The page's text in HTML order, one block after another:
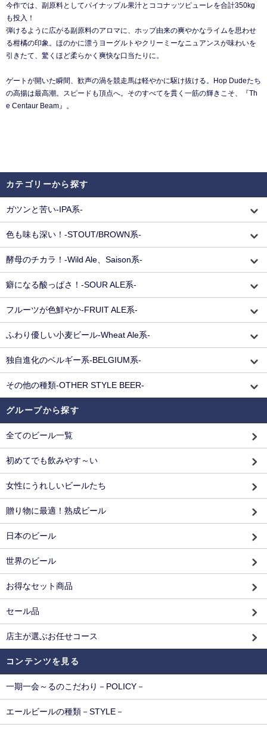
今作では、副原料としてパイナップル果汁とココナッツピューレを合計350kg
も投入！
弾けるように広がる副原料のアロマに、ホップ由来の爽やかなライムを思わせ
る柑橘の印象。ほのかに漂うヨーグルトやクリーミーなニュアンスが味わいを
引きたて、驚くほど柔らかく爽快な口当たりに。
ゲートが開いた瞬間、歓声の渦を競走馬は軽やかに駆け抜ける。Hop Dudeたち
の高揚は最高潮。スピードも頂点へ。そのすべてを貫く一筋の輝きこそ、『Th
e Centaur Beam』。
カテゴリーから探す
ガツンと苦い-IPA系-
色も味も深い！-STOUT/BROWN系-
酵母のチカラ！-Wild Ale、Saison系-
癖になる酸っぱさ！-SOUR ALE系-
フルーツが色鮮やか-FRUIT ALE系-
ふわり優しい小麦ビール-Wheat Ale系-
独自進化のベルギー系-BELGIUM系-
その他の種類-OTHER STYLE BEER-
グループから探す
全てのビール一覧
初めてでも飲みやす～い
女性にうれしいビールたち
贈り物に最適！熟成ビール
日本のビール
世界のビール
お得なセット商品
セール品
店主が選ぶお任せコース
コンテンツを見る
一期一会～るのこだわり－POLICY－
エールビールの種類－STYLE－